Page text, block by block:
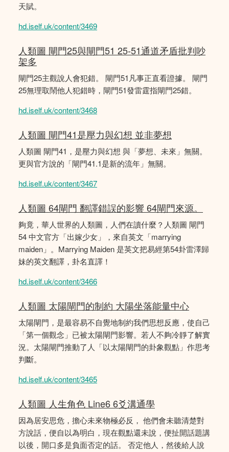
天賦。
hd.iself.uk/content/3469
人類圖 閘門25與閘門51 25-51通道矛盾批判吵
架多
閘門25主觀說人會犯錯。 閘門51凡事正直看證據。 閘門
25無理取鬧他人犯錯時，閘門51發雷霆指閘門25錯。
hd.iself.uk/content/3468
人類圖 閘門41是壓力與幻想 並非夢想
人類圖 閘門41，是壓力與幻想 與「夢想、未來」無關。
更與官方說的「閘門41.1是新的流年」無關。
hd.iself.uk/content/3467
人類圖 64閘門 翻譯錯誤的影響 64閘門來源。
夠竟，華人世界的人類圖，人們在讀什麼？人類圖 閘門
54 中文官方「出嫁少女」，來自英文「marrying
maiden」。Marrying Maiden 是英文把易經第54卦雷澤歸
妹的英文翻譯，卦名直譯！
hd.iself.uk/content/3466
人類圖 太陽閘門的制約 大陽坐落能量中心
太陽閘門，是最容易不自覺地制約我們思想反應，使自己
「第一個觀念」已被太陽閘門影響。若人不夠冷靜了解實
況。太陽閘門推動了人「以太陽閘門的卦象觀點」作思考
判斷。
hd.iself.uk/content/3465
人類圖 人生角色 Line6 6爻溝通學
因為居安思危，擔心未來物極必反， 他們會未聽清楚對
方說話，便自以為明白，現在觀點還未說，便扯開話題講
以後，開口多是負面否定的話。 否定他人，然後給人說